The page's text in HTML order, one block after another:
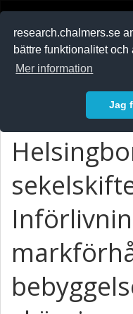
research.chalmers.se
bättre funktionalitet
Mer information
Jag